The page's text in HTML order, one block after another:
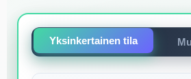
Yksinkertainen tila